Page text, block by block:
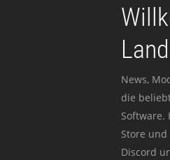
News,
die
Software.
Store
Discord